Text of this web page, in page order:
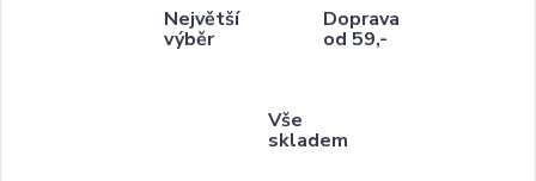
Největší
výběr
Doprava
od 59,-
Vše
skladem